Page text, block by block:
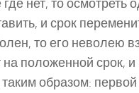
где нет, то
и срок
то его неволею
на положенной срок,
таким образом: